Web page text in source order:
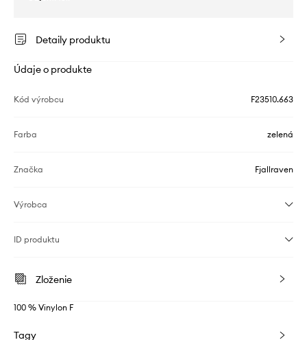
Detaily produktu
Údaje o produkte
Kód výrobcu F23510.663
Farba zelená
Značka Fjallraven
Výrobca
ID produktu
Zloženie
100 % Vinylon F
Tagy